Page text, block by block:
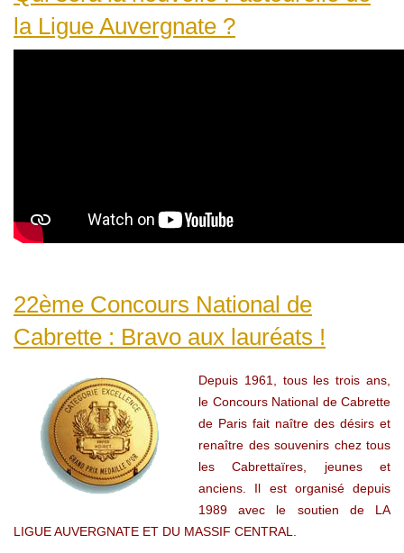
la Ligue Auvergnate ?
22ème Concours National de
Cabrette : Bravo aux lauréats !
Depuis 1961, tous les trois ans,
le Concours National de Cabrette
de Paris fait naître des désirs et
renaître des souvenirs chez tous
les Cabrettaïres, jeunes et
anciens. Il est organisé depuis
1989 avec le soutien de LA
LIGUE AUVERGNATE ET DU MASSIF CENTRAL.